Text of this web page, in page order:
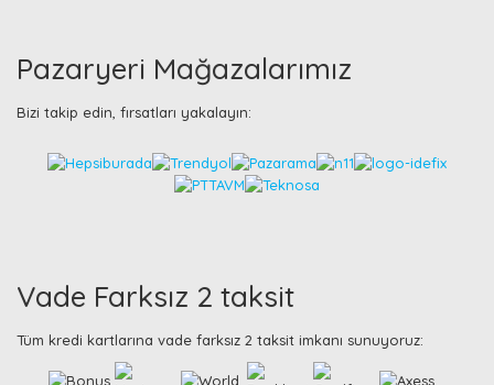
Pazaryeri Mağazalarımız
Bizi takip edin, fırsatları yakalayın:
Vade Farksız 2 taksit
Tüm kredi kartlarına vade farksız 2 taksit imkanı sunuyoruz: